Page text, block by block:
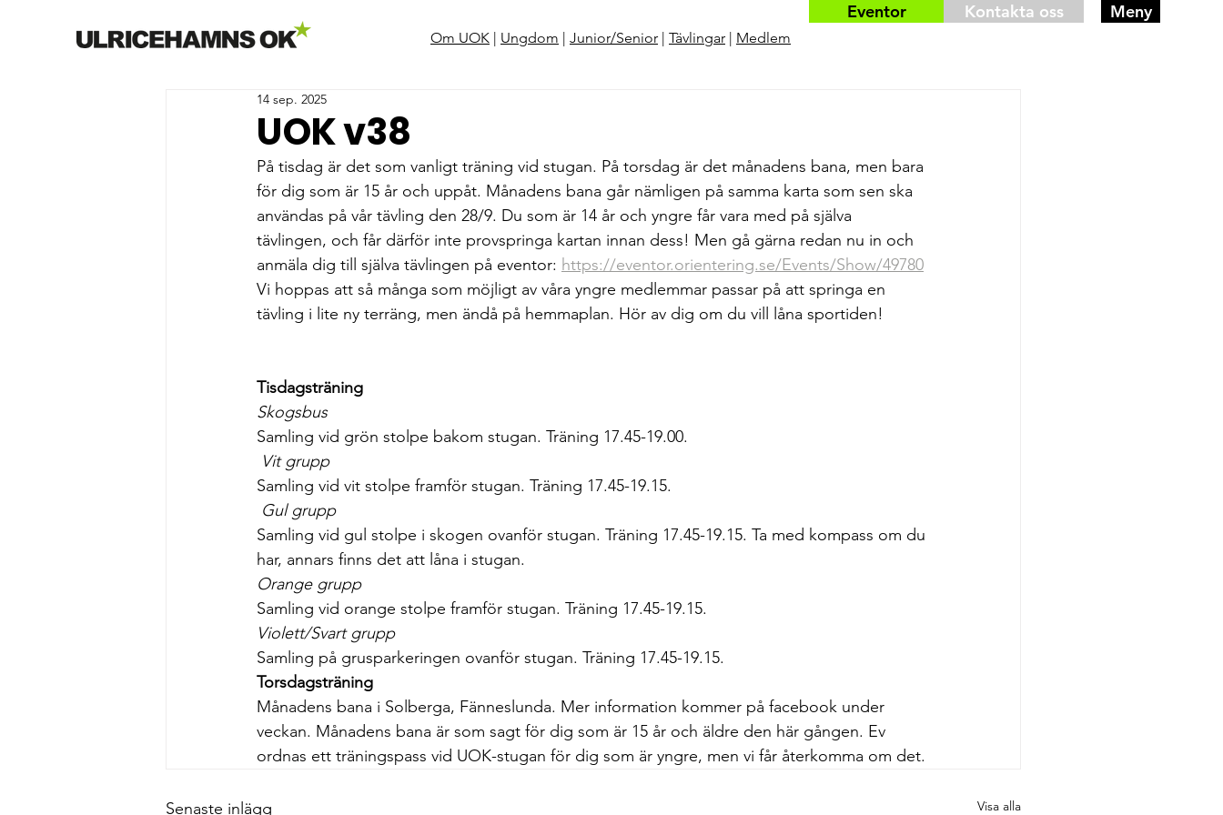
Om UOK | Ungdom | Junior/Senior | Tävlingar | Medlem
Meny
Eventor Kontakta oss
UOK v38
14 sep. 2025
På tisdag är det som vanligt träning vid stugan. På torsdag är det månadens bana, men bara
för dig som är 15 år och uppåt. Månadens bana går nämligen på samma karta som sen ska
användas på vår tävling den 28/9. Du som är 14 år och yngre får vara med på själva
tävlingen, och får därför inte provspringa kartan innan dess! Men gå gärna redan nu in och
anmäla dig till själva tävlingen på eventor: https://eventor.orientering.se/Events/Show/49780
Vi hoppas att så många som möjligt av våra yngre medlemmar passar på att springa en
tävling i lite ny terräng, men ändå på hemmaplan. Hör av dig om du vill låna sportiden!
Tisdagsträning
Skogsbus
Samling vid grön stolpe bakom stugan. Träning 17.45-19.00.
Vit grupp
Samling vid vit stolpe framför stugan. Träning 17.45-19.15.
Gul grupp
Samling vid gul stolpe i skogen ovanför stugan. Träning 17.45-19.15. Ta med kompass om du
har, annars finns det att låna i stugan.
Orange grupp
Samling vid orange stolpe framför stugan. Träning 17.45-19.15.
Violett/Svart grupp
Samling på grusparkeringen ovanför stugan. Träning 17.45-19.15.
Torsdagsträning
Månadens bana i Solberga, Fänneslunda. Mer information kommer på facebook under
veckan. Månadens bana är som sagt för dig som är 15 år och äldre den här gången. Ev
ordnas ett träningspass vid UOK-stugan för dig som är yngre, men vi får återkomma om det.
Senaste inlägg Visa alla